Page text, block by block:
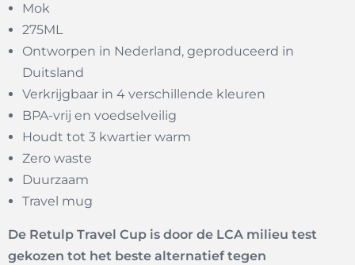
Mok
275ML
Ontworpen in Nederland, geproduceerd in
Duitsland
Verkrijgbaar in 4 verschillende kleuren
BPA-vrij en voedselveilig
Houdt tot 3 kwartier warm
Zero waste
Duurzaam
Travel mug
De Retulp Travel Cup is door de LCA milieu test
gekozen tot het beste alternatief tegen